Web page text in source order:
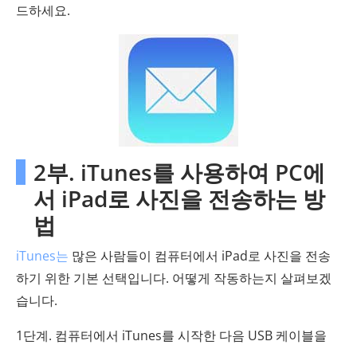
드하세요.
2부. iTunes를 사용하여 PC에
서 iPad로 사진을 전송하는 방
법
iTunes는 많은 사람들이 컴퓨터에서 iPad로 사진을 전송
하기 위한 기본 선택입니다. 어떻게 작동하는지 살펴보겠
습니다.
1단계. 컴퓨터에서 iTunes를 시작한 다음 USB 케이블을